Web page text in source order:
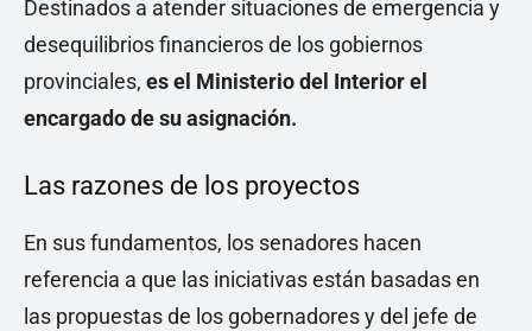
Destinados a atender situaciones de emergencia y
desequilibrios financieros de los gobiernos
provinciales, es el Ministerio del Interior el
encargado de su asignación.
Las razones de los proyectos
En sus fundamentos, los senadores hacen
referencia a que las iniciativas están basadas en
las propuestas de los gobernadores y del jefe de